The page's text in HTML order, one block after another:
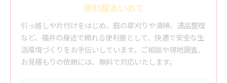
便利屋あいのて
引っ越しや片付けをはじめ、庭の草刈りや清掃、遺品整理
など、福井の身近で頼れる便利屋として、快適で安全な生
活環境づくりをお手伝いしています。ご相談や現地調査、
お見積もりの依頼には、無料で対応いたします。